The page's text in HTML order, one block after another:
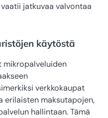
jatkuvaa valvontaa
käytöstä
verkkokaupat
erilaisten maksutapojen,
hallintaan. Tämä